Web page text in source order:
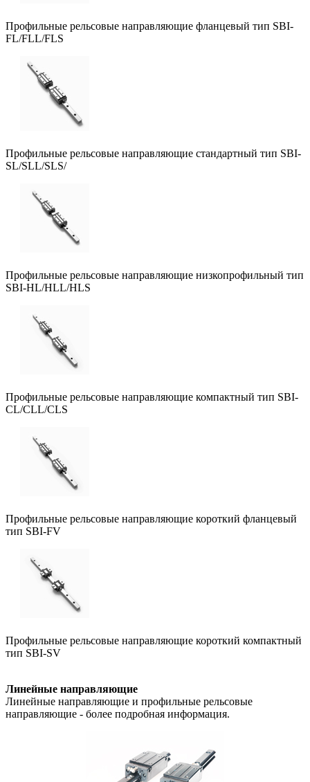
Профильные рельсовые направляющие фланцевый тип SBI-
FL/FLL/FLS
Профильные рельсовые направляющие стандартный тип SBI-
SL/SLL/SLS/
Профильные рельсовые направляющие низкопрофильный тип
SBI-HL/HLL/HLS
Профильные рельсовые направляющие компактный тип SBI-
CL/CLL/CLS
Профильные рельсовые направляющие короткий фланцевый
тип SBI-FV
Профильные рельсовые направляющие короткий компактный
тип SBI-SV
Линейные направляющие
Линейные направляющие и профильные рельсовые
направляющие - более подробная информация.